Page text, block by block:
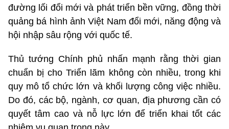
đường lối đổi mới và phát triển bền vững, đồng thời
quảng bá hình ảnh Việt Nam đổi mới, năng động và
hội nhập sâu rộng với quốc tế.
Thủ tướng Chính phủ nhấn mạnh rằng thời gian
chuẩn bị cho Triển lãm không còn nhiều, trong khi
quy mô tổ chức lớn và khối lượng công việc nhiều.
Do đó, các bộ, ngành, cơ quan, địa phương cần có
quyết tâm cao và nỗ lực lớn để triển khai tốt các